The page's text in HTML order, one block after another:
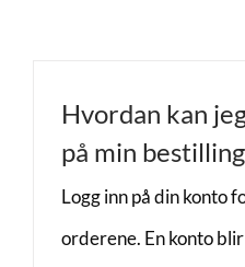
Aktuelt
Kontakt oss
Hvordan kan
på min
Logg inn på din konto
orderene. En konto